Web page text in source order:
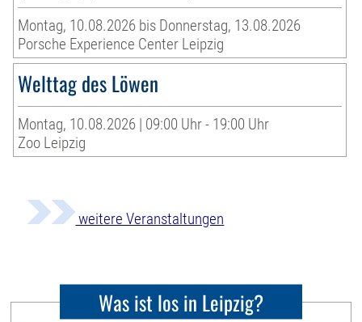
Montag, 10.08.2026 bis Donnerstag, 13.08.2026
Porsche Experience Center Leipzig
Welttag des Löwen
Montag, 10.08.2026 | 09:00 Uhr - 19:00 Uhr
Zoo Leipzig
weitere Veranstaltungen
Was ist los in Leipzig?